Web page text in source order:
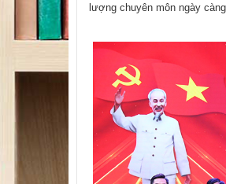
lượng chuyên môn ngày